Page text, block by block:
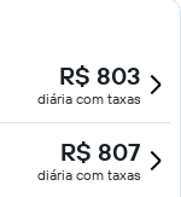
R$ 803
diária com taxas
R$ 807
diária com taxas